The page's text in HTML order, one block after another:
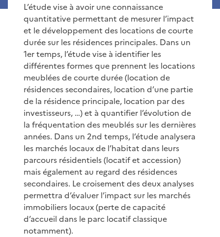
L’étude vise à avoir une connaissance
quantitative permettant de mesurer l’impact
et le développement des locations de courte
durée sur les résidences principales. Dans un
1er temps, l’étude vise à identifier les
différentes formes que prennent les locations
meublées de courte durée (location de
résidences secondaires, location d’une partie
de la résidence principale, location par des
investisseurs, …) et à quantifier l’évolution de
la fréquentation des meublés sur les dernières
années. Dans un 2nd temps, l’étude analysera
les marchés locaux de l’habitat dans leurs
parcours résidentiels (locatif et accession)
mais également au regard des résidences
secondaires. Le croisement des deux analyses
permettra d’évaluer l’impact sur les marchés
immobiliers locaux (perte de capacité
d’accueil dans le parc locatif classique
notamment).